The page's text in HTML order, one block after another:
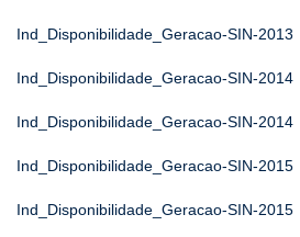
Ind_Disponibilidade_Geracao-SIN-2013
Ind_Disponibilidade_Geracao-SIN-2014
Ind_Disponibilidade_Geracao-SIN-2014
Ind_Disponibilidade_Geracao-SIN-2015
Ind_Disponibilidade_Geracao-SIN-2015